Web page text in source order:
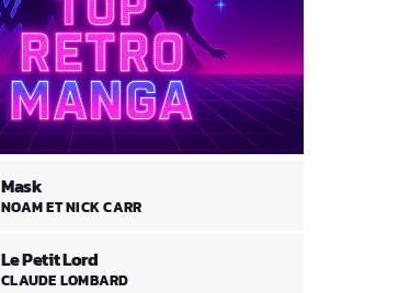
Le Petit Lord
CLAUDE LOMBARD
Mask
NOAM ET NICK CARR